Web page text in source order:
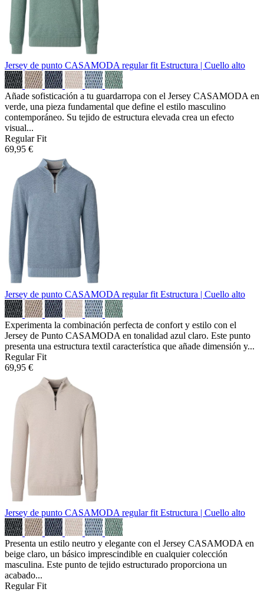
Jersey de punto CASAMODA regular fit Estructura | Cuello alto
Añade sofisticación a tu guardarropa con el Jersey CASAMODA en
verde, una pieza fundamental que define el estilo masculino
contemporáneo. Su tejido de estructura elevada crea un efecto
visual...
Regular Fit
69,95 €
Jersey de punto CASAMODA regular fit Estructura | Cuello alto
Experimenta la combinación perfecta de confort y estilo con el
Jersey de Punto CASAMODA en tonalidad azul claro. Este punto
presenta una estructura textil característica que añade dimensión y...
Regular Fit
69,95 €
Jersey de punto CASAMODA regular fit Estructura | Cuello alto
Presenta un estilo neutro y elegante con el Jersey CASAMODA en
beige claro, un básico imprescindible en cualquier colección
masculina. Este punto de tejido estructurado proporciona un
acabado...
Regular Fit